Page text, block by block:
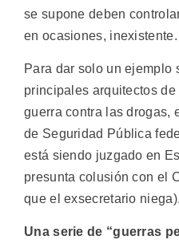
se supone deben
en ocasiones, inexistente.
Para dar solo un ejemplo
principales arquitectos
guerra contra las drogas,
de Seguridad Pública
está siendo juzgado en
presunta colusión con el
que el exsecretario niega).
Una serie de “guerras